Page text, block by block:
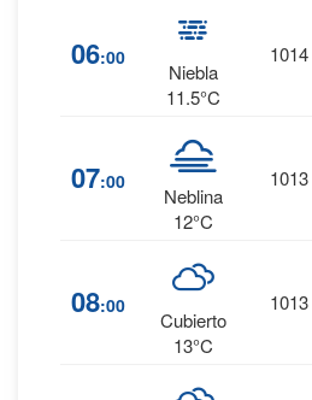
06:00
Niebla
11.5°C
1014
07:00
Neblina
12°C
1013
08:00
Cubierto
13°C
1013